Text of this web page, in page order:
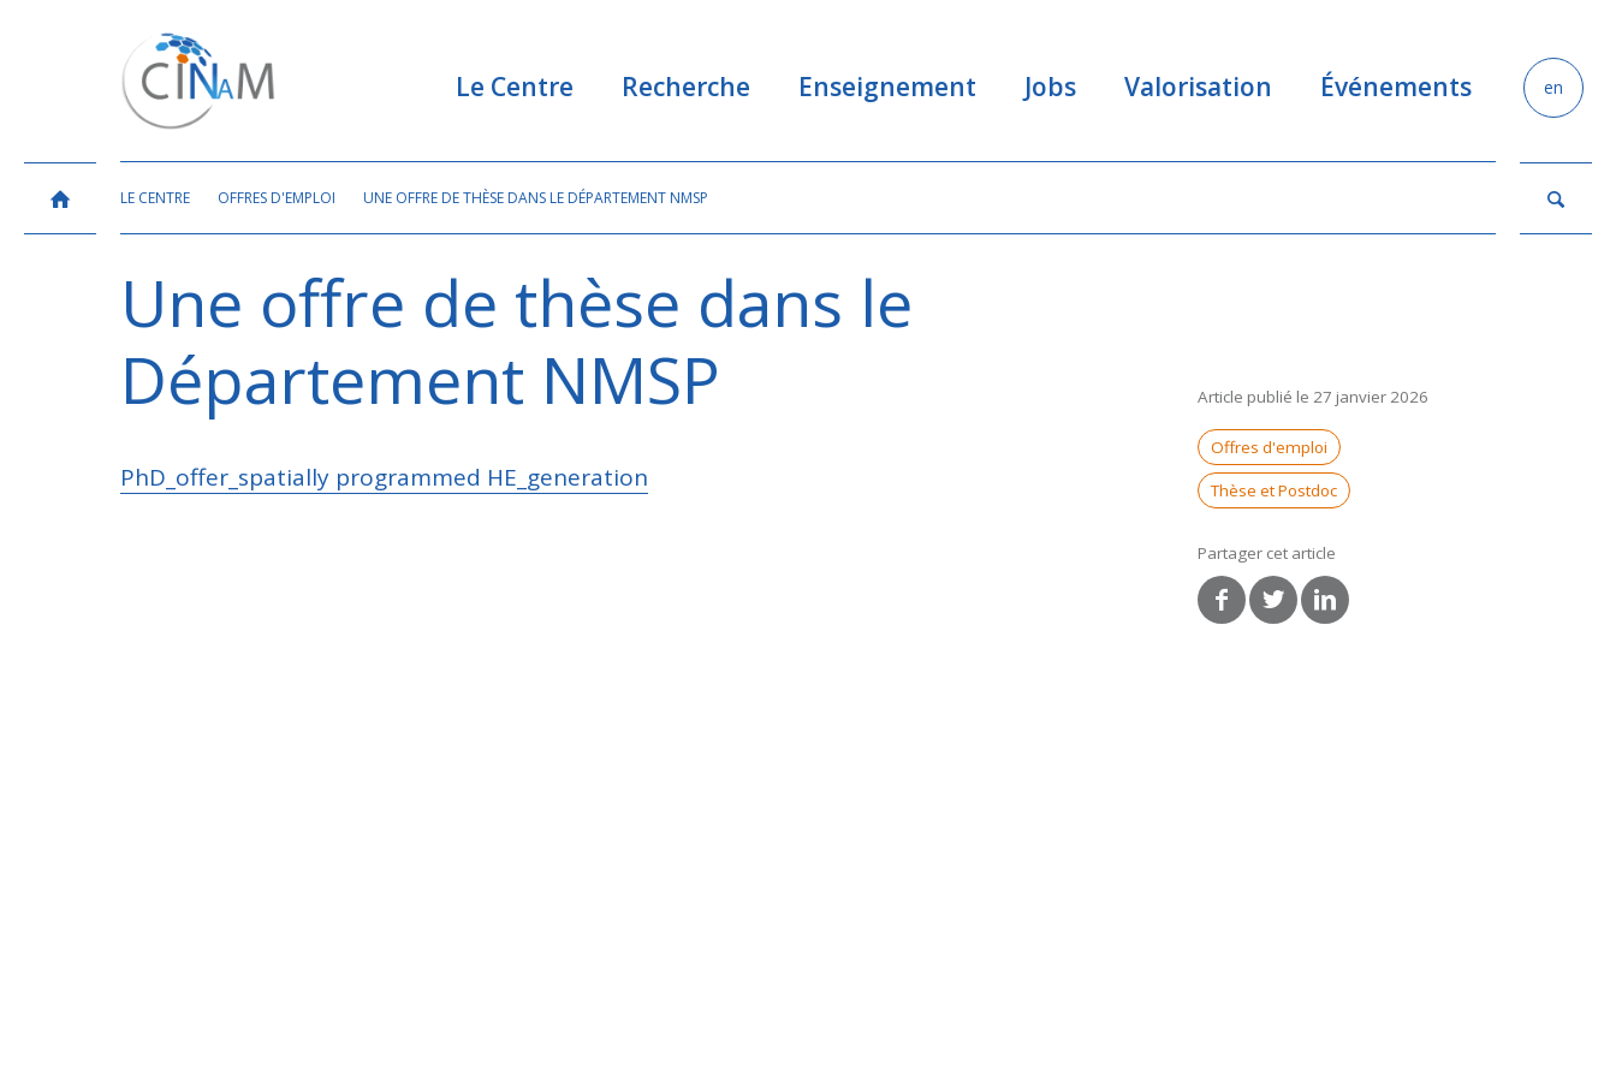
Le Centre Recherche Enseignement Jobs Valorisation Événements en
LE CENTRE OFFRES D'EMPLOI UNE OFFRE DE THÈSE DANS LE DÉPARTEMENT NMSP
Une offre de thèse dans le
Département NMSP
PhD_offer_spatially programmed HE_generation
Article publié le 27 janvier 2026
Offres d'emploi
Thèse et Postdoc
Partager cet article